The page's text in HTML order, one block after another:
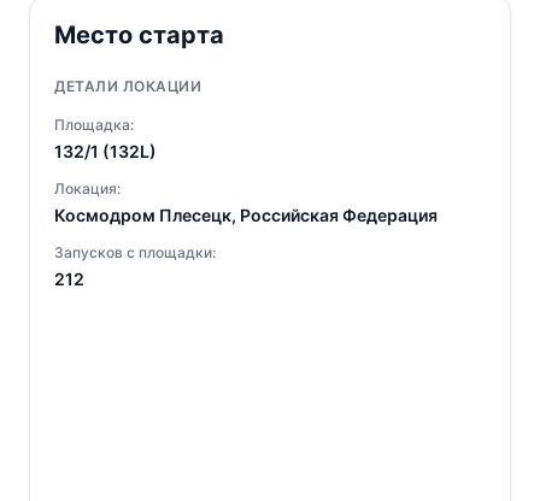
Место старта
ДЕТАЛИ ЛОКАЦИИ
Площадка:
132/1 (132L)
Локация:
Космодром Плесецк, Российская Федерация
Запусков с площадки:
212